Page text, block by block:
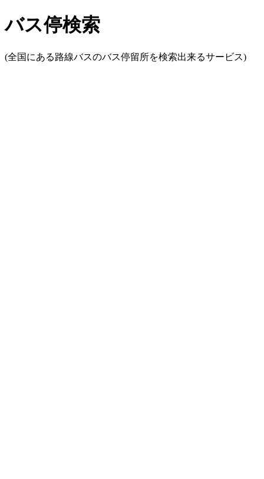
バス停検索
(全国にある路線バスのバス停留所を検索出来るサービス)